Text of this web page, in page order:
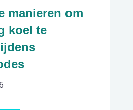
manieren om
koel te